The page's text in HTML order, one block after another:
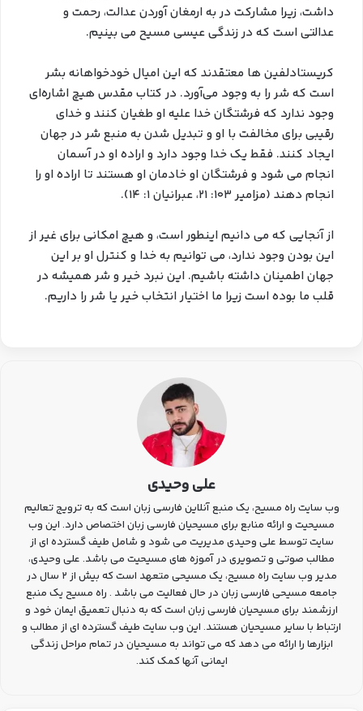
داشت، زیرا مشارکت در به ارمغان آوردن عدالت، رحمت و
عدالتی است که در زندگی عیسی مسیح می بینیم.
کریستادلفین ها معتقدند که این امیال خودخواهانه بشر
است که شر را به وجود می‌آورد. در کتاب مقدس هیچ اشاره‌ای
وجود ندارد که فرشتگان خدا علیه او طغیان کنند و خدای
رقیبی برای مخالفت با او و تبدیل شدن به منبع شر در جهان
ایجاد کنند. فقط یک خدا وجود دارد و اراده او در آسمان
انجام می شود و فرشتگان او خادمان او هستند تا اراده او را
انجام دهند (مزامیر ۱۰۳: ۲۱، عبرانیان ۱: ۱۴).
از آنجایی که می دانیم اینطور است، و هیچ امکانی برای غیر از
این بودن وجود ندارد، می توانیم به خدا و کنترل او بر این
جهان اطمینان داشته باشیم. این نبرد خیر و شر همیشه در
قلب ما بوده است زیرا ما اختیار انتخاب خیر یا شر را داریم.
علی وحیدی
وب سایت راه مسیح، یک منبع آنلاین فارسی زبان است که به ترویج تعالیم
مسیحیت و ارائه منابع برای مسیحیان فارسی زبان اختصاص دارد. این وب
سایت توسط علی وحیدی مدیریت می شود و شامل طیف گسترده ای از
مطالب صوتی و تصویری در آموزه های مسیحیت می باشد. علی وحیدی،
مدیر وب سایت راه مسیح، یک مسیحی متعهد است که بیش از 2 سال در
جامعه مسیحی فارسی زبان در حال فعالیت می باشد . راه مسیح یک منبع
ارزشمند برای مسیحیان فارسی زبان است که به دنبال تعمیق ایمان خود و
ارتباط با سایر مسیحیان هستند. این وب سایت طیف گسترده ای از مطالب و
ابزارها را ارائه می دهد که می تواند به مسیحیان در تمام مراحل زندگی
ایمانی آنها کمک کند.